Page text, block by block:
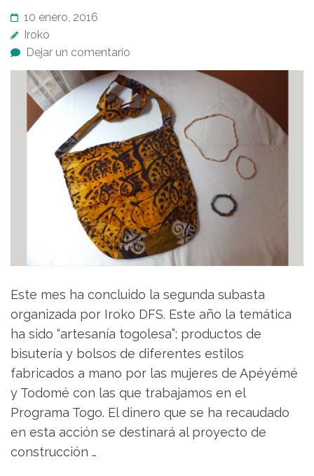
10 enero, 2016
Iroko
Dejar un comentario
Este mes ha concluido la segunda subasta
organizada por Iroko DFS. Este año la temática
ha sido “artesanía togolesa”; productos de
bisutería y bolsos de diferentes estilos
fabricados a mano por las mujeres de Apéyémé
y Todomé con las que trabajamos en el
Programa Togo. El dinero que se ha recaudado
en esta acción se destinará al proyecto de
construcción …